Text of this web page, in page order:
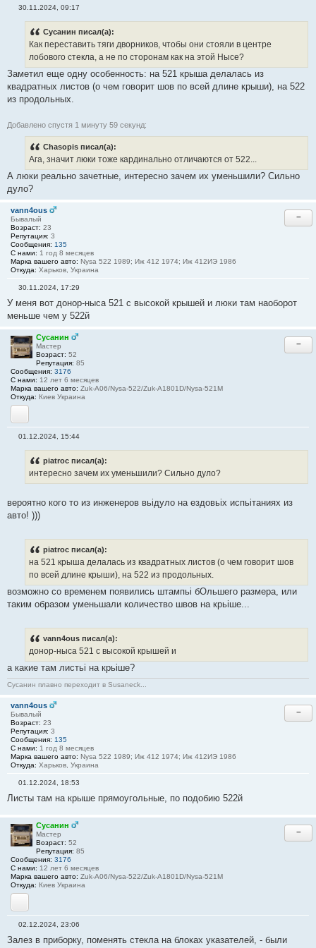
и
#
2
30.11.2024, 09:17
Сусанин писал(а):
Как переставить тяги дворников, чтобы они стояли в центре
лобового стекла, а не по сторонам как на этой Нысе?
Заметил еще одну особенность: на 521 крыша делалась из
квадратных листов (о чем говорит шов по всей длине крыши), на 522
из продольных.
Добавлено спустя 1 минуту 59 секунд:
Chasopis писал(а):
Ага, значит люки тоже кардинально отличаются от 522...
А люки реально зачетные, интересно зачем их уменьшили? Сильно
дуло?
vann4ous
Бывалый
Возраст: 23
Репутация: 3
Сообщения: 135
С нами: 1 год 8 месяцев
Марка вашего авто: Nysa 522 1989; Иж 412 1974; Иж 412ИЭ 1986
Откуда: Харьков, Украина
−
о
б
е
н
и
#
2
8
30.11.2024, 17:29
У меня вот донор-ныса 521 с высокой крышей и люки там наоборот
меньше чем у 522й
Сусанин
Мастер
Возраст: 52
Репутация: 85
Сообщения: 3176
С нами: 12 лет 6 месяцев
Марка вашего авто: Zuk-A06/Nysa-522/Zuk-A1801D/Nysa-521M
Откуда: Киев Украина
YouTube
−
и
е
#
01.12.2024, 15:44
piatroc писал(а):
интересно зачем их уменьшили? Сильно дуло?
вероятно кого то из инженеров вьідуло на ездовьіх испьітаниях из
авто! )))
piatroc писал(а):
на 521 крыша делалась из квадратных листов (о чем говорит шов
по всей длине крыши), на 522 из продольных.
возможно со временем появились штампьі бОльшего размера, или
таким образом уменьшали количество швов на крьіше...
vann4ous писал(а):
донор-ныса 521 с высокой крышей и
а какие там листьі на крьіше?
Сусанин плавно переходит в Susaneck...
vann4ous
Бывалый
Возраст: 23
Репутация: 3
Сообщения: 135
С нами: 1 год 8 месяцев
Марка вашего авто: Nysa 522 1989; Иж 412 1974; Иж 412ИЭ 1986
Откуда: Харьков, Украина
−
о
щ
е
н
и
е
#
3
0
01.12.2024, 18:53
Листы там на крыше прямоугольные, по подобию 522й
Сусанин
Мастер
Возраст: 52
Репутация: 85
Сообщения: 3176
С нами: 12 лет 6 месяцев
Марка вашего авто: Zuk-A06/Nysa-522/Zuk-A1801D/Nysa-521M
Откуда: Киев Украина
YouTube
−
о
02.12.2024, 23:06
Залез в приборку, поменять стекла на блоках указателей, - были